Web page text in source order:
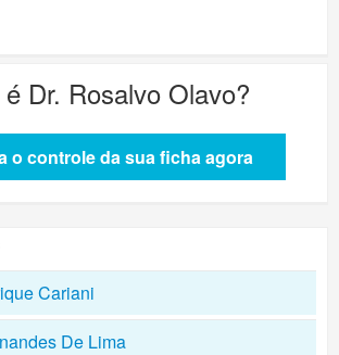
Dr. Rosalvo Olavo?
o controle da sua ficha agora
Cariani
De Lima